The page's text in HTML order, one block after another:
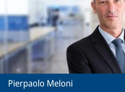
Pierpaolo Meloni